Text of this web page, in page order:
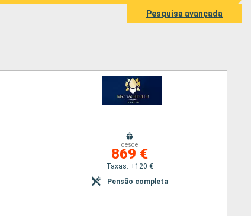
Pesquisa avançada
desde
869 €
Taxas: +120 €
Pensão completa